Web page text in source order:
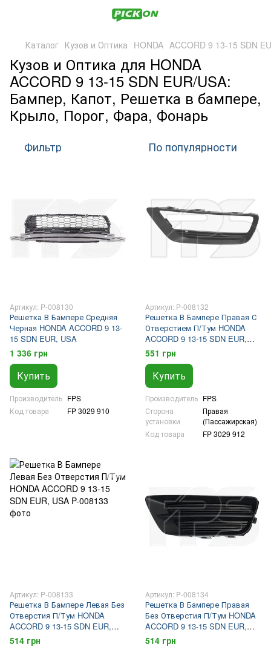
Каталог Кузов и Оптика HONDA ACCORD 9 13-15 SDN
Кузов и Оптика для HONDA
ACCORD 9 13-15 SDN EUR/USA:
Бампер, Капот, Решетка в бампере,
Крыло, Порог, Фара, Фонарь
Фильтр По популярности
Артикул: P-008130
Решетка В Бампере Средняя
Черная HONDA ACCORD 9 13-
15 SDN EUR, USA
1 336 грн
Купить
Производитель FPS
Код товара
FP 3029 910
Артикул: P-008132
Решетка В Бампере Правая С
Отверстием П/Тум HONDA
ACCORD 9 13-15 SDN EUR,
USA
551 грн
Купить
Производитель FPS
Сторона
установки
Правая
(Пассажирская)
Код товара
FP 3029 912
Артикул: P-008133
Решетка В Бампере Левая Без
Отверстия П/Тум HONDA
ACCORD 9 13-15 SDN EUR,
USA
514 грн
Артикул: P-008134
Решетка В Бампере Правая
Без Отверстия П/Тум HONDA
ACCORD 9 13-15 SDN EUR,
USA
514 грн